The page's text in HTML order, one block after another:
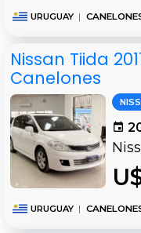
URUGUAY |
Nissan Tiida
Canelones
URUGUAY |